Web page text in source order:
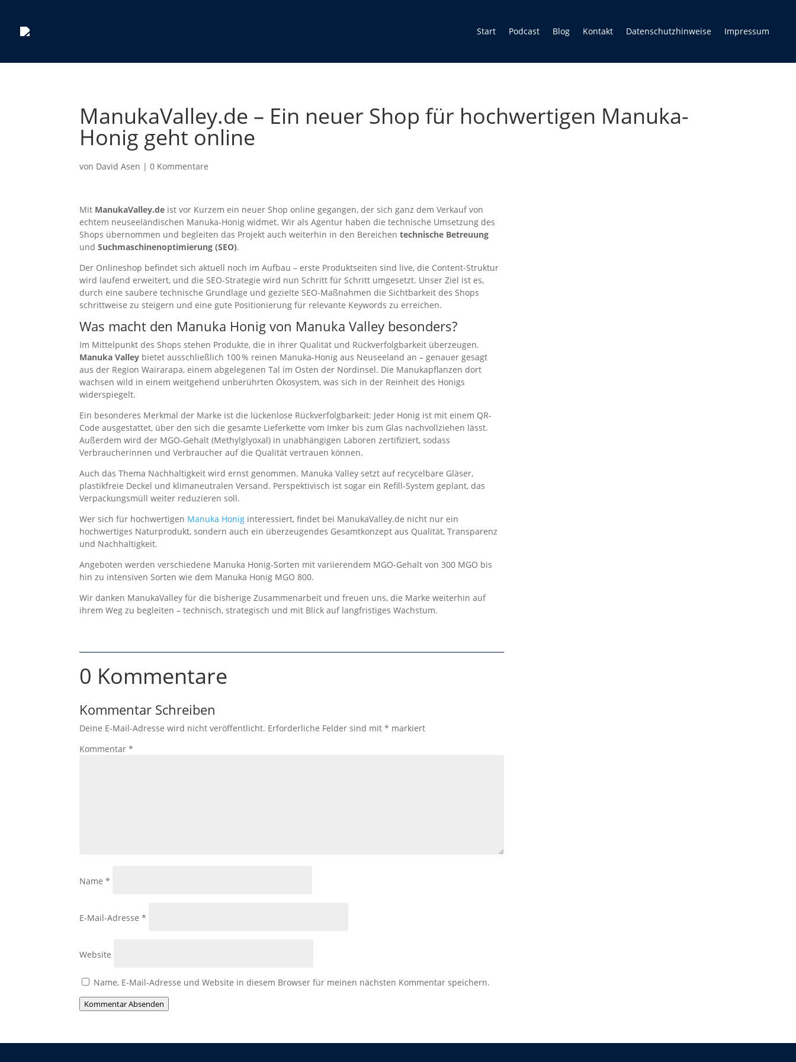
Start Podcast Blog Kontakt Datenschutzhinweise Impressum
ManukaValley.de – Ein neuer Shop für hochwertigen Manuka-
Honig geht online
von David Asen |0 Kommentare
Mit ManukaValley.de ist vor Kurzem ein neuer Shop online gegangen, der sich ganz dem Verkauf von
echtem neuseeländischen Manuka-Honig widmet. Wir als Agentur haben die technische Umsetzung des
Shops übernommen und begleiten das Projekt auch weiterhin in den Bereichentechnische Betreuung
undSuchmaschinenoptimierung (SEO).
Der Onlineshop befindet sich aktuell noch im Aufbau – erste Produktseiten sind live, die Content-Struktur
wird laufend erweitert, und die SEO-Strategie wird nun Schritt für Schritt umgesetzt. Unser Ziel ist es,
durch eine saubere technische Grundlage und gezielte SEO-Maßnahmen die Sichtbarkeit des Shops
schrittweise zu steigern und eine gute Positionierung für relevante Keywords zu erreichen.
Was macht den Manuka Honig von Manuka Valley besonders?
Im Mittelpunkt des Shops stehen Produkte, die in ihrer Qualität und Rückverfolgbarkeit überzeugen.
Manuka Valley bietet ausschließlich 100 % reinen Manuka-Honig aus Neuseeland an – genauer gesagt
aus der Region Wairarapa, einem abgelegenen Tal im Osten der Nordinsel. Die Manukapflanzen dort
wachsen wild in einem weitgehend unberührten Ökosystem, was sich in der Reinheit des Honigs
widerspiegelt.
Ein besonderes Merkmal der Marke ist die lückenlose Rückverfolgbarkeit: Jeder Honig ist mit einem QR-
Code ausgestattet, über den sich die gesamte Lieferkette vom Imker bis zum Glas nachvollziehen lässt.
Außerdem wird der MGO-Gehalt (Methylglyoxal) in unabhängigen Laboren zertifiziert, sodass
Verbraucherinnen und Verbraucher auf die Qualität vertrauen können.
Auch das Thema Nachhaltigkeit wird ernst genommen. Manuka Valley setzt auf recycelbare Gläser,
plastikfreie Deckel und klimaneutralen Versand. Perspektivisch ist sogar ein Refill-System geplant, das
Verpackungsmüll weiter reduzieren soll.
Wer sich für hochwertigen Manuka Honig interessiert, findet bei ManukaValley.de nicht nur ein
hochwertiges Naturprodukt, sondern auch ein überzeugendes Gesamtkonzept aus Qualität, Transparenz
und Nachhaltigkeit.
Angeboten werden verschiedene Manuka Honig-Sorten mit variierendem MGO-Gehalt von 300 MGO bis
hin zu intensiven Sorten wie dem Manuka Honig MGO 800.
Wir danken ManukaValley für die bisherige Zusammenarbeit und freuen uns, die Marke weiterhin auf
ihrem Weg zu begleiten – technisch, strategisch und mit Blick auf langfristiges Wachstum.
0 Kommentare
Kommentar Schreiben
Deine E-Mail-Adresse wird nicht veröffentlicht. Erforderliche Felder sind mit* markiert
Kommentar*
Name*
E-Mail-Adresse*
Website
Name, E-Mail-Adresse und Website in diesem Browser für meinen nächsten Kommentar speichern.
Kommentar Absenden